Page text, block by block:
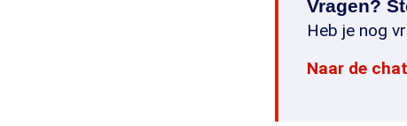
Vragen?
Heb je nog
Naar de chat